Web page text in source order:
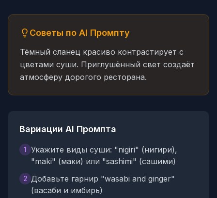
Советы по AI Промпту
Тёмный сланец красиво контрастирует с
цветами суши. Приглушённый свет создаёт
атмосферу дорогого ресторана.
Вариации AI Промпта
1 Укажите виды суши: "nigiri" (нигири),
"maki" (маки) или "sashimi" (сашими)
2 Добавьте гарнир "wasabi and ginger"
(васаби и имбирь)